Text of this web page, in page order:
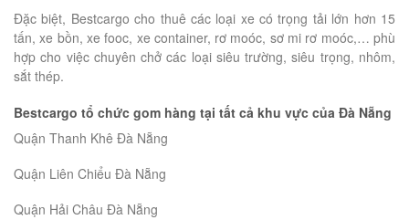
Đặc biệt, Bestcargo cho thuê các loại xe có trọng tải lớn hơn 15
tấn, xe bồn, xe fooc, xe container, rơ moóc, sơ mi rơ moóc,… phù
hợp cho việc chuyên chở các loại siêu trường, siêu trọng, nhôm,
sắt thép.
Bestcargo tổ chức gom hàng tại tất cả khu vực của Đà Nẵng
Quận Thanh Khê Đà Nẵng
Quận Liên Chiểu Đà Nẵng
Quận Hải Châu Đà Nẵng